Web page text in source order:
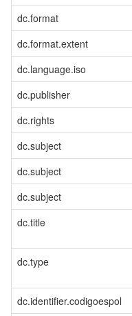
dc.format
dc.format.extent
dc.language.iso
dc.publisher
dc.rights
dc.subject
dc.subject
dc.subject
dc.title
dc.type
dc.identifier.codigoespol